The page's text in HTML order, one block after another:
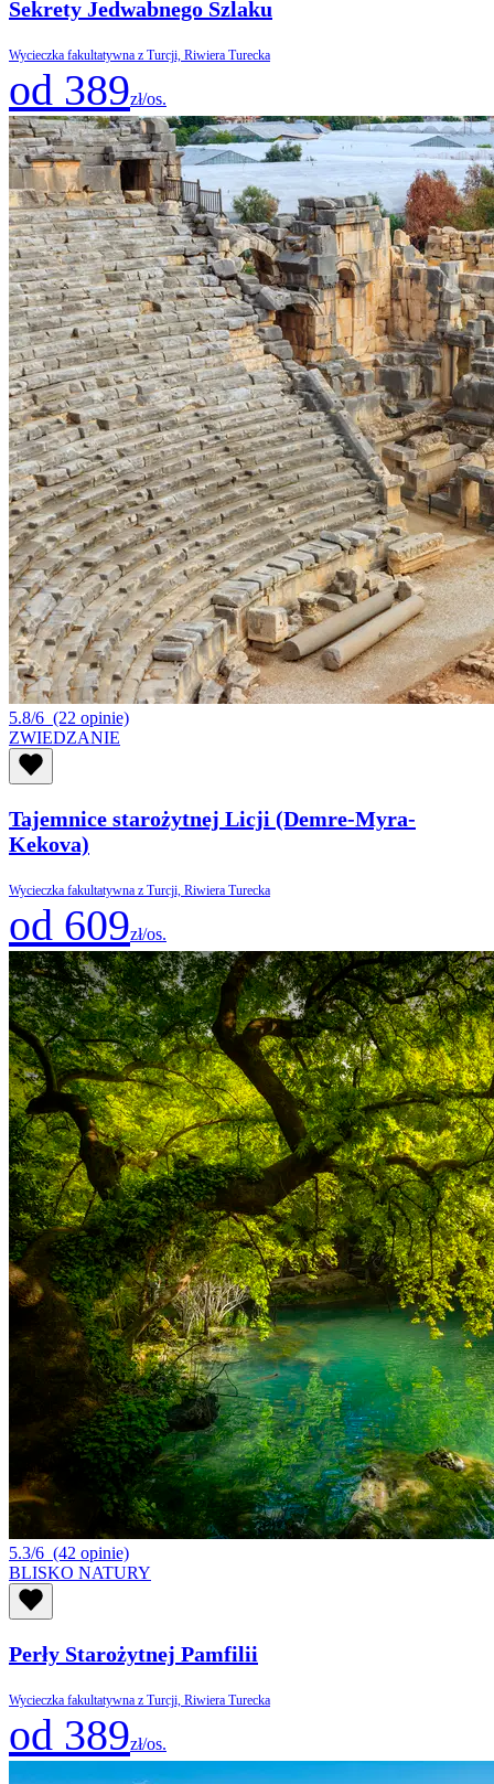
Sekrety Jedwabnego Szlaku
Wycieczka fakultatywna z Turcji, Riwiera Turecka
od 389zł/os.
5.8/6 (22 opinie)
ZWIEDZANIE
Tajemnice starożytnej Licji (Demre-Myra-
Kekova)
Wycieczka fakultatywna z Turcji, Riwiera Turecka
od 609zł/os.
5.3/6 (42 opinie)
BLISKO NATURY
Perły Starożytnej Pamfilii
Wycieczka fakultatywna z Turcji, Riwiera Turecka
od 389zł/os.